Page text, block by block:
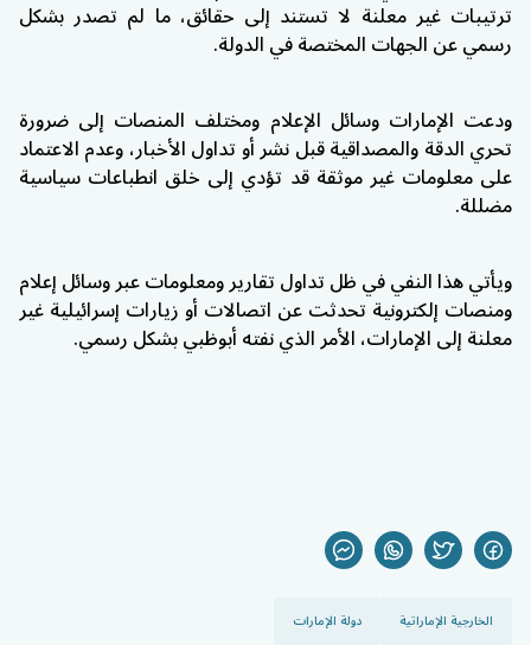
ترتيبات غير معلنة لا تستند إلى حقائق، ما لم تصدر بشكل
رسمي عن الجهات المختصة في الدولة.
ودعت الإمارات وسائل الإعلام ومختلف المنصات إلى ضرورة
تحري الدقة والمصداقية قبل نشر أو تداول الأخبار، وعدم الاعتماد
على معلومات غير موثقة قد تؤدي إلى خلق انطباعات سياسية
مضللة.
ويأتي هذا النفي في ظل تداول تقارير ومعلومات عبر وسائل إعلام
ومنصات إلكترونية تحدثت عن اتصالات أو زيارات إسرائيلية غير
معلنة إلى الإمارات، الأمر الذي نفته أبوظبي بشكل رسمي.
الخارجية الإماراتية دولة الإمارات